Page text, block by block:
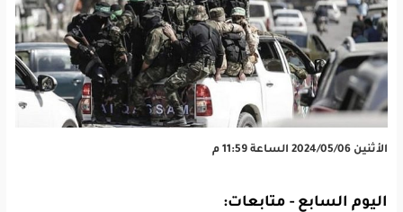
الأثنين 2024/05/06 الساعة 11:59 م
اليوم السابع - متابعات: